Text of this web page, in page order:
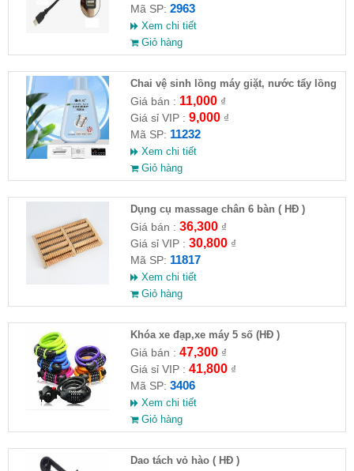
Mã SP: 2963
Xem chi tiết
Giỏ hàng
Chai vệ sinh lồng máy giặt, nước tẩy lồng
máy giặt CLEANING FLUID
Giá bán : 11,000₫
Giá sỉ VIP : 9,000₫
Mã SP: 11232
Xem chi tiết
Giỏ hàng
Dụng cụ massage chân 6 bàn ( HĐ )
Giá bán : 36,300₫
Giá sỉ VIP : 30,800₫
Mã SP: 11817
Xem chi tiết
Giỏ hàng
Khóa xe đạp,xe máy 5 số (HĐ )
Giá bán : 47,300₫
Giá sỉ VIP : 41,800₫
Mã SP: 3406
Xem chi tiết
Giỏ hàng
Dao tách vỏ hào ( HĐ )